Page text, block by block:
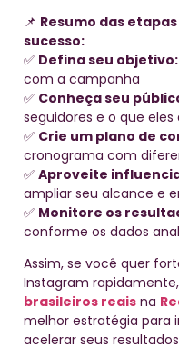
📌 Resumo das
sucesso:
✅ Defina seu objetivo:
com a campanha
✅ Conheça seu
seguidores e o que
✅ Crie um plano de
cronograma com
✅ Aproveite
ampliar seu alcance e
✅ Monitore os
conforme os dados
Assim, se você quer
Instagram rapidamente,
brasileiros reais na
melhor estratégia para
acelerar seus